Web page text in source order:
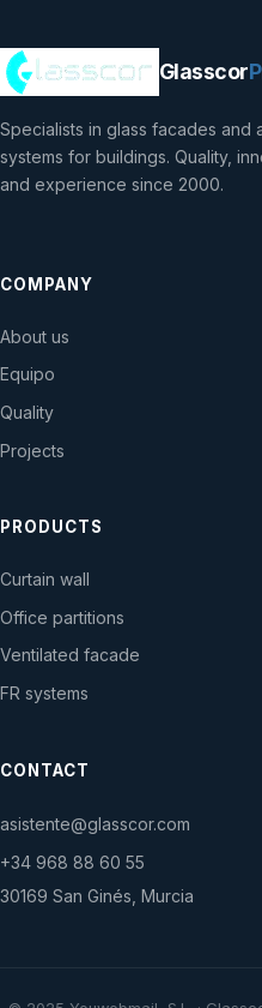
Glasscor
Specialists in glass facades and
systems for buildings. Quality,
and experience since 2000.
COMPANY
About us
Equipo
Quality
Projects
PRODUCTS
Curtain wall
Office partitions
Ventilated facade
FR systems
CONTACT
asistente@glasscor.com
+34 968 88 60 55
30169 San Ginés, Murcia